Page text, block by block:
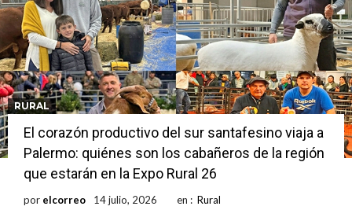
RURAL
El corazón productivo del sur santafesino viaja a
Palermo: quiénes son los cabañeros de la región
que estarán en la Expo Rural 26
por elcorreo 14 julio, 2026 en : Rural